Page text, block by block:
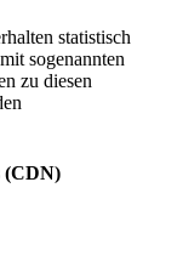
statistisch
sogenannten
zu diesen
(CDN)